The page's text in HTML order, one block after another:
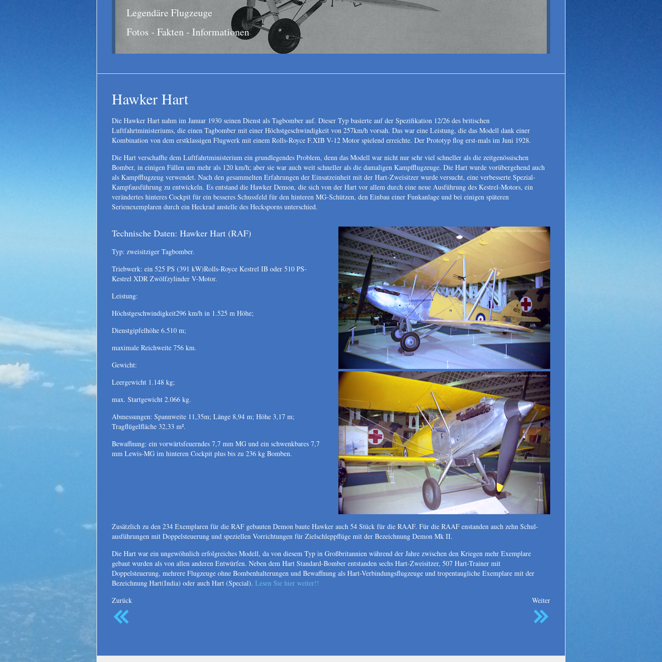
Legendäre Flugzeuge
Fotos - Fakten - Informationen
Hawker Hart
Die Hawker Hart nahm im Januar 1930 seinen Dienst als Tagbomber auf. Dieser Typ basierte auf der Spezifikation 12/26 des britischen
Luftfahrtministeriums, die einen Tagbomber mit einer Höchstgeschwindigkeit von 257km/h vorsah. Das war eine Leistung, die das Modell dank einer
Kombination von dem erstklassigen Flugwerk mit einem Rolls-Royce F.XIB V-12 Motor spielend erreichte. Der Prototyp flog erst-mals im Juni 1928.
Die Hart verschaffte dem Luftfahrtministerium ein grundlegendes Problem, denn das Modell war nicht nur sehr viel schneller als die zeitgenössischen
Bomber, in einigen Fällen um mehr als 120 km/h; aber sie war auch weit schneller als die damaligen Kampfflugzeuge. Die Hart wurde vorübergehend auch
als Kampfflugzeug verwendet. Nach den gesammelten Erfahrungen der Einsatzeinheit mit der Hart-Zweisitzer wurde versucht, eine verbesserte Spezial-
Kampfausführung zu entwickeln. Es entstand die Hawker Demon, die sich von der Hart vor allem durch eine neue Ausführung des Kestrel-Motors, ein
verändertes hinteres Cockpit für ein besseres Schussfeld für den hinteren MG-Schützen, den Einbau einer Funkanlage und bei einigen späteren
Serienexemplaren durch ein Heckrad anstelle des Hecksporns unterschied.
Technische Daten: Hawker Hart (RAF)
Typ: zweisitziger Tagbomber.
Triebwerk: ein 525 PS (391 kW)Rolls-Royce Kestrel IB oder 510 PS-
Kestrel XDR Zwölfzylinder V-Motor.
Leistung:
Höchstgeschwindigkeit296 km/h in 1.525 m Höhe;
Dienstgipfelhöhe 6.510 m;
maximale Reichweite 756 km.
Gewicht:
Leergewicht 1.148 kg;
max. Startgewicht 2.066 kg.
Abmessungen: Spannweite 11,35m; Länge 8,94 m; Höhe 3,17 m;
Tragﬂügelfläche 32,33 m².
Bewaffnung: ein vorwärtsfeuerndes 7,7 mm MG und ein schwenkbares 7,7
mm Lewis-MG im hinteren Cockpit plus bis zu 236 kg Bomben.
Zusätzlich zu den 234 Exemplaren für die RAF gebauten Demon baute Hawker auch 54 Stück für die RAAF. Für die RAAF enstanden auch zehn Schul-
ausführungen mit Doppelsteuerung und speziellen Vorrichtungen für Zielschleppflüge mit der Bezeichnung Demon Mk II.
Die Hart war ein ungewöhnlich erfolgreiches Modell, da von diesem Typ in Großbritannien während der Jahre zwischen den Kriegen mehr Exemplare
gebaut wurden als von allen anderen Entwürfen. Neben dem Hart Standard-Bomber entstanden sechs Hart-Zweisitzer, 507 Hart-Trainer mit
Doppelsteuerung, mehrere Flugzeuge ohne Bombenhalterungen und Bewaffnung als Hart-Verbindungsflugzeuge und tropentaugliche Exemplare mit der
Bezeichnung Hart(India) oder auch Hart (Special). Lesen Sie hier weiter!!
Zurück
Weiter